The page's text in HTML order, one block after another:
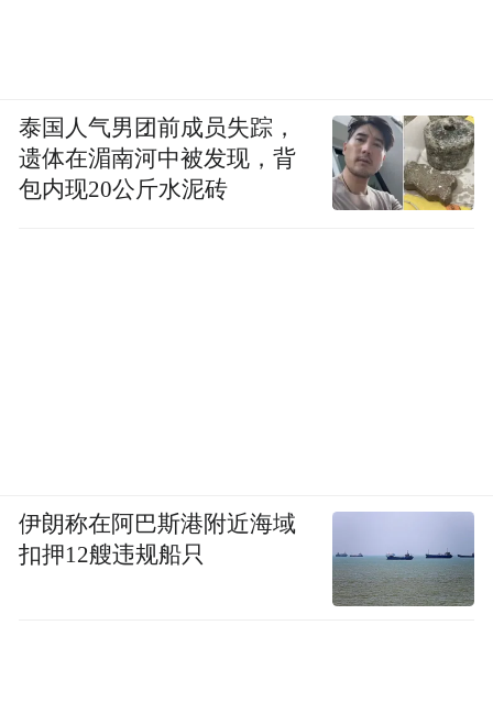
泰国人气男团前成员失踪，
遗体在湄南河中被发现，背
包内现20公斤水泥砖
伊朗称在阿巴斯港附近海域
扣押12艘违规船只